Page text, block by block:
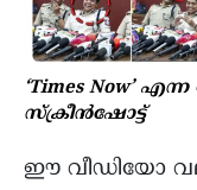
‘Times Now’
സ്ക്രീൻഷോട്ട്
ഈ വീഡിയോ